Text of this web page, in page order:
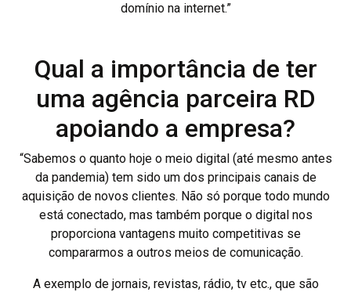
domínio na internet.”
Qual a importância de ter
uma agência parceira RD
apoiando a empresa?
“Sabemos o quanto hoje o meio digital (até mesmo antes
da pandemia) tem sido um dos principais canais de
aquisição de novos clientes. Não só porque todo mundo
está conectado, mas também porque o digital nos
proporciona vantagens muito competitivas se
compararmos a outros meios de comunicação.
A exemplo de jornais, revistas, rádio, tv etc., que são